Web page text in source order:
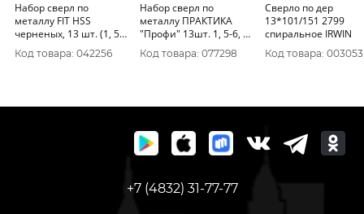
Набор сверл по
металлу FIT HSS
черненых, 13 шт. (1, 5-
2-2, 5-3-3, 2-3, 5-4-4, 5-
4, 8-
Код товара: 042256
Набор сверл по
металлу ПРАКТИКА
"Профи" 13шт. 1, 5-6, 5
+ 3, 2, 4, 2 мм ПРО
кассета 640-278
Код товара: 077298
Сверло по дер
13*101/151 2799
спиральное IRWIN
Код товара: 003053
+7 (4832) 31-77-77